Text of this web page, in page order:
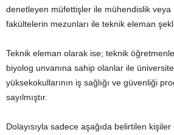
denetleyen müfettişler ile mühendislik veya
fakültelerin mezunları ile teknik eleman
Teknik eleman olarak ise; teknik
biyolog unvanına sahip olanlar ile
yüksekokullarının iş sağlığı ve güvenliği
sayılmıştır.
Dolayısıyla sadece aşağıda belirtilen